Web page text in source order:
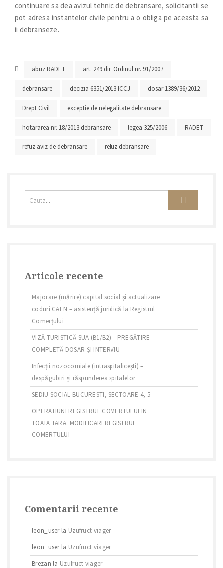
continuare sa dea avizul tehnic de debransare, solicitantii se
pot adresa instantelor civile pentru a o obliga pe aceasta sa
ii debranseze.
abuz RADET art. 249 din Ordinul nr. 91/2007
debransare decizia 6351/2013 ICCJ dosar 1389/36/2012
Drept Civil exceptie de nelegalitate debransare
hotararea nr. 18/2013 debransare legea 325/2006 RADET
refuz aviz de debransare refuz debransare
Articole recente
Majorare (mărire) capital social și actualizare
coduri CAEN – asistență juridică la Registrul
Comerțului
VIZĂ TURISTICĂ SUA (B1/B2) – PREGĂTIRE
COMPLETĂ DOSAR ȘI INTERVIU
Infecții nozocomiale (intraspitalicești) –
despăgubiri și răspunderea spitalelor
SEDIU SOCIAL BUCURESTI, SECTOARE 4, 5
OPERATIUNI REGISTRUL COMERTULUI IN
TOATA TARA. MODIFICARI REGISTRUL
COMERTULUI
Comentarii recente
leon_userla Uzufruct viager
leon_userla Uzufruct viager
Brezan la Uzufruct viager